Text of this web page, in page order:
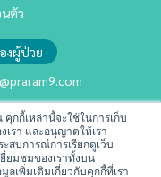
กกี้เหล่านี้จะใช้ในการเก็บ
รา และอนุญาตให้เรา
สบการณ์การเรียกดูเว็บ
ยมชมของเราทั้งบน
เพิ่มเติมเกี่ยวกับคุกกี้ที่เรา
ตัว
งผู้ป่วย
น